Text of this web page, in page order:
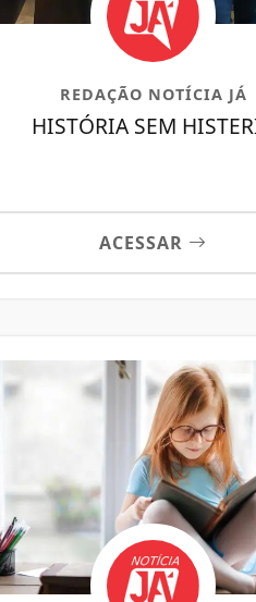
REDAÇÃO NOTÍCIA JÁ
HISTÓRIA SEM
ACESSAR